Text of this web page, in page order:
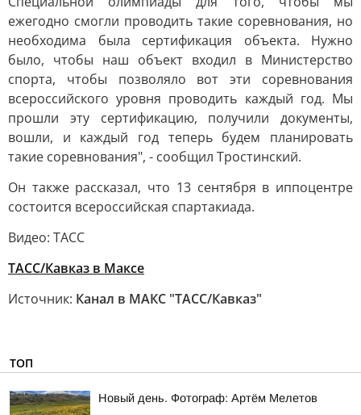
ежегодно смогли проводить такие соревнования, но
необходима была сертификация объекта. Нужно
было, чтобы наш объект входил в Министерство
спорта, чтобы позволяло вот эти соревнования
всероссийского уровня проводить каждый год. Мы
прошли эту сертификацию, получили документы,
вошли, и каждый год теперь будем планировать
такие соревнования", - сообщил Тростинский.
Он также рассказал, что 13 сентября в иппоцентре
состоится всероссийская спартакиада.
Видео: ТАСС
ТАСС/Кавказ в Максе
Источник: Канал в МАКС "ТАСС/Кавказ"
ТОП
Новый день. Фотограф: Артём Мелетов